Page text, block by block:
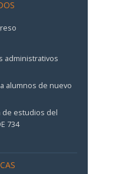
administrativos
alumnos de nuevo
de estudios del
734